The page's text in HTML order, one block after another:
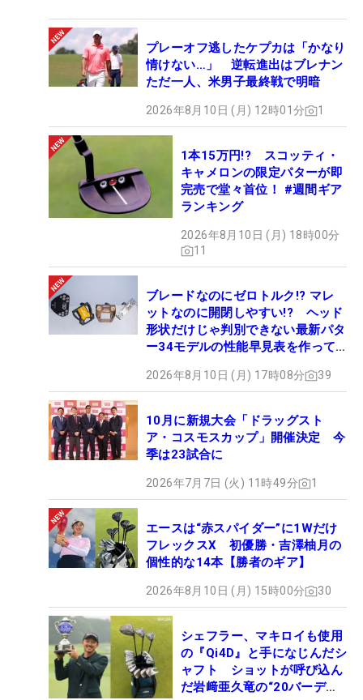
プレーオフ逃したケプカは「かなり
情けない…」 逆転進出はブレナン
ただ一人、米男子最終戦で明暗
2026年8月10日 (月) 12時01分 1
1本15万円!? スコッティ・
キャメロンの限定パターが即
完売で堂々首位！ #週間ギア
ランキング
2026年8月10日 (月) 18時00分
11
ブレードなのにゼロトルク!? マレ
ットなのに開閉しやすい!? ヘッド
形状だけじゃ判別できない最新パタ
ー34モデルの性能早見表を作って
2026年8月10日 (月) 17時08分 39
10月に新規大会「ドラッグスト
ア・コスモスカップ」開催決定 今
季は23試合に
2026年7月7日 (火) 11時49分 1
エースは“赤スパイダー”に1Wだけ
フレックスX 初優勝・吉澤柚月の
個性的な14本【勝者のギア】
2026年8月10日 (月) 15時00分 30
シェフラー、マキロイも使用
の『Qi4D』と手になじんだシ
ャフト ショットが呼び込ん
だ岩﨑亜久竜の“20バーデ